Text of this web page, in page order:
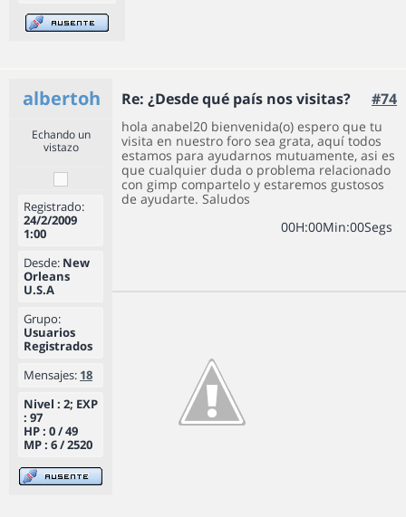
albertoh Re: ¿Desde qué país nos visitas? #74
Echando un
vistazo
Registrado:
24/2/2009
1:00
Desde: New
Orleans
U.S.A
Grupo:
Usuarios
Registrados
Mensajes: 18
Nivel : 2; EXP
: 97
HP : 0 / 49
MP : 6 / 2520
hola anabel20 bienvenida(o) espero que tu
visita en nuestro foro sea grata, aquí todos
estamos para ayudarnos mutuamente, asi es
que cualquier duda o problema relacionado
con gimp compartelo y estaremos gustosos
de ayudarte. Saludos
00H:00Min:00Segs